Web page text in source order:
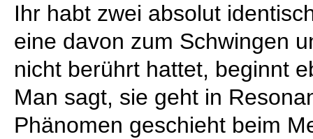
Ihr habt zwei absolut
eine davon zum Schwingen
nicht berührt hattet, beginnt
Man sagt, sie geht in
Phänomen geschieht beim